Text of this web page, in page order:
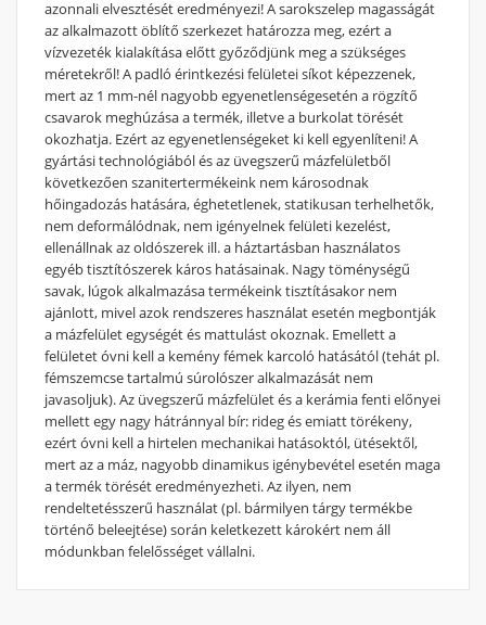
azonnali elvesztését eredményezi! A sarokszelep magasságát
az alkalmazott öblítő szerkezet határozza meg, ezért a
vízvezeték kialakítása előtt győződjünk meg a szükséges
méretekről! A padló érintkezési felületei síkot képezzenek,
mert az 1 mm-nél nagyobb egyenetlenségesetén a rögzítő
csavarok meghúzása a termék, illetve a burkolat törését
okozhatja. Ezért az egyenetlenségeket ki kell egyenlíteni! A
gyártási technológiából és az üvegszerű mázfelületből
következően szanitertermékeink nem károsodnak
hőingadozás hatására, éghetetlenek, statikusan terhelhetők,
nem deformálódnak, nem igényelnek felületi kezelést,
ellenállnak az oldószerek ill. a háztartásban használatos
egyéb tisztítószerek káros hatásainak. Nagy töménységű
savak, lúgok alkalmazása termékeink tisztításakor nem
ajánlott, mivel azok rendszeres használat esetén megbontják
a mázfelület egységét és mattulást okoznak. Emellett a
felületet óvni kell a kemény fémek karcoló hatásától (tehát pl.
fémszemcse tartalmú súrolószer alkalmazását nem
javasoljuk). Az üvegszerű mázfelület és a kerámia fenti előnyei
mellett egy nagy hátránnyal bír: rideg és emiatt törékeny,
ezért óvni kell a hirtelen mechanikai hatásoktól, ütésektől,
mert az a máz, nagyobb dinamikus igénybevétel esetén maga
a termék törését eredményezheti. Az ilyen, nem
rendeltetésszerű használat (pl. bármilyen tárgy termékbe
történő beleejtése) során keletkezett károkért nem áll
módunkban felelősséget vállalni.